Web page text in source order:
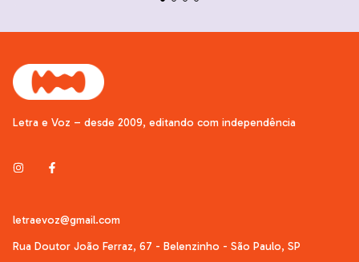
Letra e Voz – desde 2009, editando com independência
letraevoz@gmail.com
Rua Doutor João Ferraz, 67 - Belenzinho - São Paulo, SP